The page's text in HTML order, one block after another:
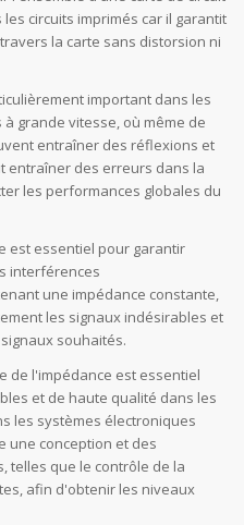
les circuits imprimés car il garantit
la carte sans distorsion ni
important dans les
grande vitesse, où même de
entraîner des réflexions et
entraîner des erreurs dans la
les performances globales du
est essentiel pour garantir
interférences
une impédance constante,
les signaux indésirables et
souhaités.
de l'impédance est essentiel
et de haute qualité dans les
les systèmes électroniques
une conception et des
telles que le contrôle de la
afin d'obtenir les niveaux